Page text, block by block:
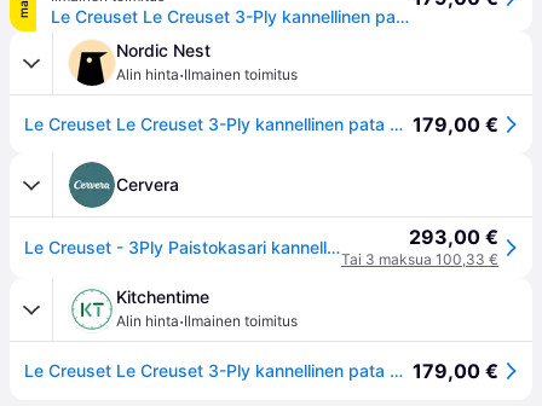
Le Creuset Le Creuset 3-Ply kannellinen pata 4,8 l
Nordic Nest
Alin hinta·Ilmainen toimitus
Le Creuset Le Creuset 3-Ply kannellinen pata 4,8 l 179,00 €
Cervera
Le Creuset - 3Ply Paistokasari kannella 30 cm 4,8L 293,00 €
Tai 3 maksua 100,33 €
Kitchentime
Alin hinta·Ilmainen toimitus
Le Creuset Le Creuset 3-Ply kannellinen pata 4,8 l 179,00 €